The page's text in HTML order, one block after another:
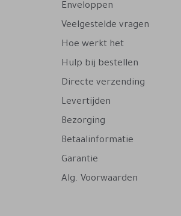
Enveloppen
Veelgestelde vragen
Hoe werkt het
Hulp bij bestellen
Directe verzending
Levertijden
Bezorging
Betaalinformatie
Garantie
Alg. Voorwaarden